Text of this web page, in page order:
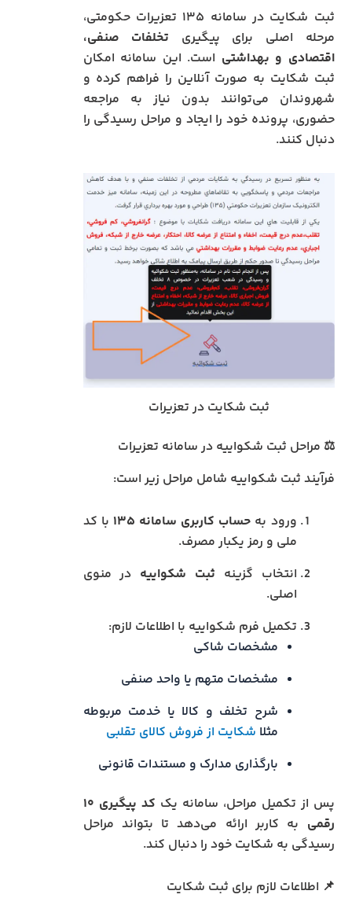
ثبت شکایت در سامانه ۱۳۵ تعزیرات حکومتی،
مرحله اصلی برای پیگیری تخلفات صنفی،
اقتصادی و بهداشتی است. این سامانه امکان
ثبت شکایت به صورت آنلاین را فراهم کرده و
شهروندان می‌توانند بدون نیاز به مراجعه
حضوری، پرونده خود را ایجاد و مراحل رسیدگی را
دنبال کنند.
ثبت شکایت در تعزیرات
⚖️ مراحل ثبت شکواییه در سامانه تعزیرات
فرآیند ثبت شکواییه شامل مراحل زیر است:
ورود به حساب کاربری سامانه ۱۳۵
با کد
ملی و رمز یکبار مصرف.
انتخاب گزینه ثبت شکواییه در منوی
اصلی.
تکمیل فرم شکواییه با اطلاعات لازم:
مشخصات شاکی
مشخصات متهم یا واحد صنفی
شرح تخلف و کالا یا خدمت مربوطه
مثلا شکایت از فروش کالای تقلبی
بارگذاری مدارک و مستندات قانونی
پس از تکمیل مراحل، سامانه یک
کد پیگیری ۱۰
رقمی به کاربر ارائه می‌دهد تا بتواند مراحل
رسیدگی به شکایت خود را دنبال کند.
📌 اطلاعات لازم برای ثبت شکایت